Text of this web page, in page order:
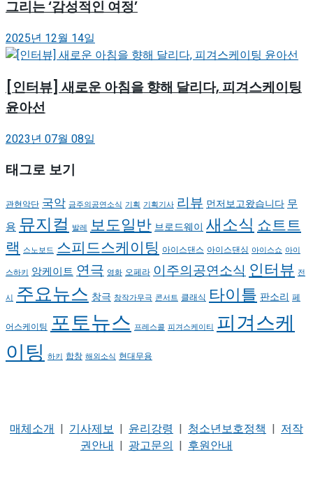
그리는 ‘감성적인 여정’
2025년 12월 14일
[인터뷰] 새로운 아침을 향해 달리다, 피겨스케이팅
윤아선
2023년 07월 08일
태그로 보기
관현악단 국악 금주의공연소식 기획 기획기사 리뷰 먼저보고왔습니다 무
용 뮤지컬 발레 보도일반 브로드웨이 새소식쇼트트
랙 스노보드 스피드스케이팅 아이스댄스 아이스댄싱 아이스쇼 아이
스하키 앙케이트 연극 영화 오페라 이주의공연소식 인터뷰 전
시 주요뉴스 창극 창작가무극 콘서트 클래식 타이틀 판소리 페
어스케이팅 포토뉴스 프레스콜 피겨스케이티 피겨스케
이팅 하키 합창 해외소식 현대무용
매체소개 | 기사제보 | 윤리강령 | 청소년보호정책 | 저작
권안내 | 광고문의 | 후원안내